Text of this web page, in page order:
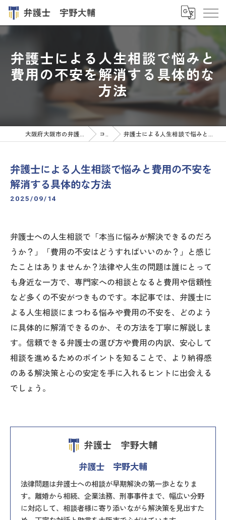
弁護士による人生相談で悩みと
費用の不安を解消する具体的な
方法
大阪府大阪市の弁護士なら弁護士 宇野大輔 コラム 弁護士による人生相談で悩みと費用の不安を解消する具体的な方法
弁護士による人生相談で悩みと費用の不安を
解消する具体的な方法
2025/09/14
弁護士への人生相談で「本当に悩みが解決できるのだろ
うか？」「費用の不安はどうすればいいのか？」と感じ
たことはありませんか？法律や人生の問題は誰にとって
も身近な一方で、専門家への相談となると費用や信頼性
など多くの不安がつきものです。本記事では、弁護士に
よる人生相談にまつわる悩みや費用の不安を、どのよう
に具体的に解消できるのか、その方法を丁寧に解説しま
す。信頼できる弁護士の選び方や費用の内訳、安心して
相談を進めるためのポイントを知ることで、より納得感
のある解決策と心の安定を手に入れるヒントに出会える
でしょう。
弁護士 宇野大輔
法律問題は弁護士への相談が早期解決の第一歩となりま
す。離婚から相続、企業法務、刑事事件まで、幅広い分野
に対応して、相談者様に寄り添いながら解決策を見出すた